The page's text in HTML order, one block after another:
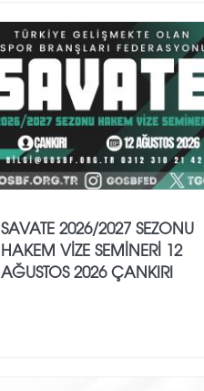
SAVATE 2026/2027 SEZONU
HAKEM VİZE SEMİNERİ 12
AĞUSTOS 2026 ÇANKIRI